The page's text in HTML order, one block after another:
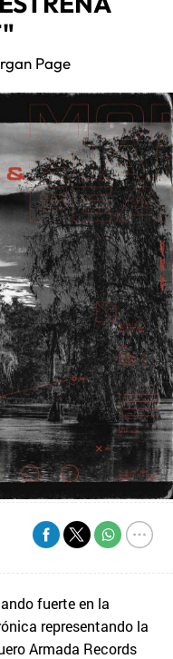
Page
fuerte en la
representando la
Armada Records